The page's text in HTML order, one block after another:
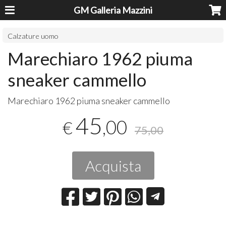
GM Galleria Mazzini
Calzature uomo
Marechiaro 1962 piuma
sneaker cammello
Marechiaro 1962 piuma sneaker cammello
€45,00 75,00
Acquista